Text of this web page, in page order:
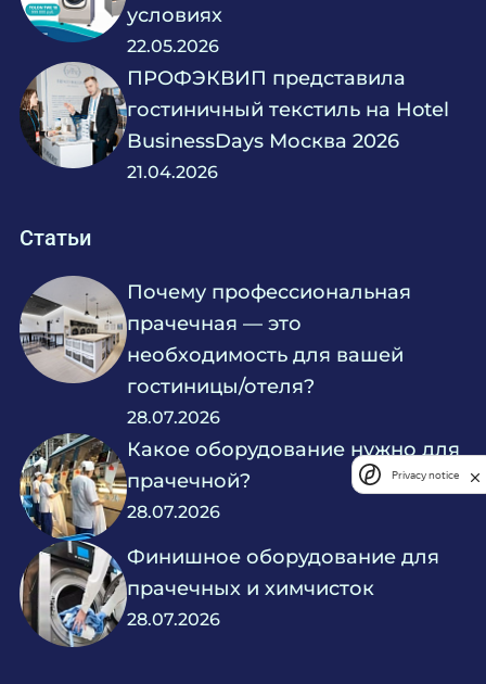
условиях
22.05.2026
ПРОФЭКВИП представила
гостиничный текстиль на Hotel
BusinessDays Москва 2026
21.04.2026
Статьи
Почему профессиональная
прачечная — это
необходимость для вашей
гостиницы/отеля?
28.07.2026
Какое оборудование нужно для
прачечной?
28.07.2026
Финишное оборудование для
прачечных и химчисток
28.07.2026
Privacy notice